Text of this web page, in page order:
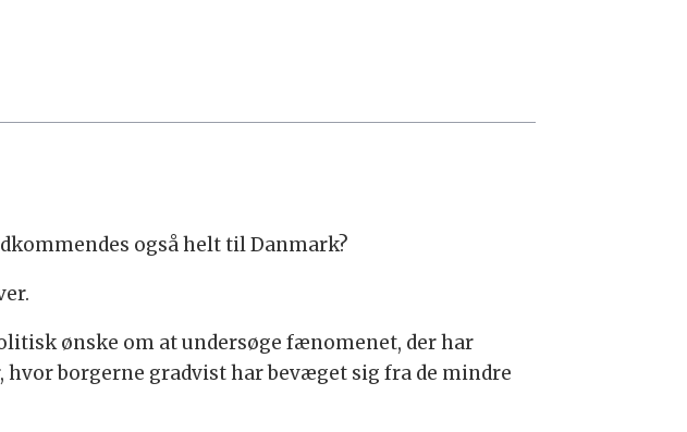
også helt til Danmark?
ønske om at undersøge fænomenet, der har
borgerne gradvist har bevæget sig fra de mindre